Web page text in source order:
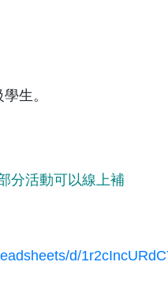
生。
分活動可以線上補
d/